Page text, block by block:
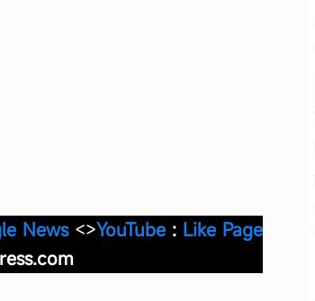
News<>YouTube : Like Page